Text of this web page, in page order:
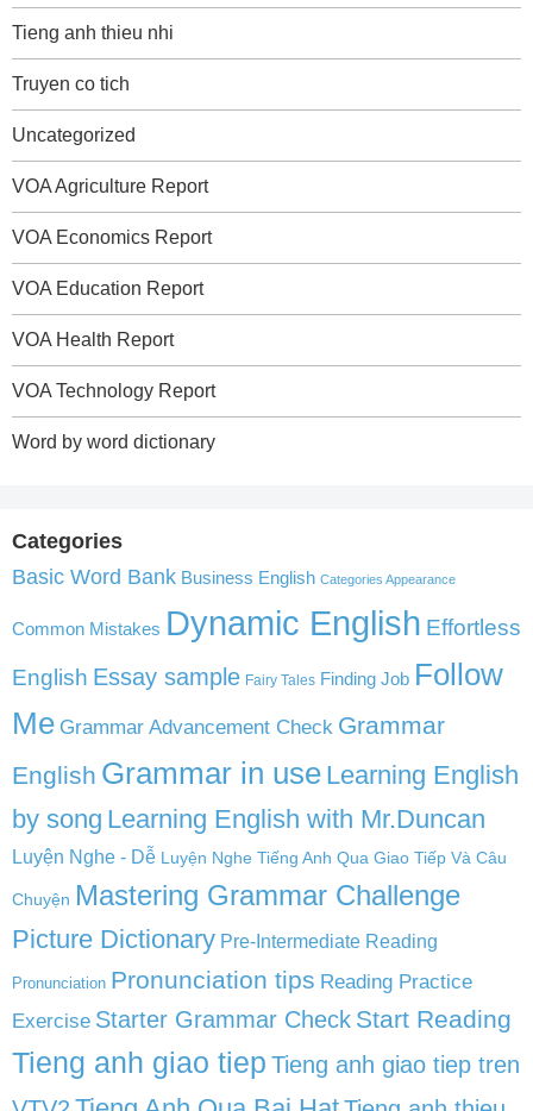
Tieng anh thieu nhi
Truyen co tich
Uncategorized
VOA Agriculture Report
VOA Economics Report
VOA Education Report
VOA Health Report
VOA Technology Report
Word by word dictionary
Categories
Basic Word Bank Business English Categories Appearance
Common Mistakes Dynamic English Effortless
English Essay sample Fairy Tales Finding Job Follow
Me Grammar Advancement Check Grammar
English Grammar in use Learning English
by song Learning English with Mr.Duncan
Luyện Nghe - Dễ Luyện Nghe Tiếng Anh Qua Giao Tiếp Và Câu
Chuyện Mastering Grammar Challenge
Picture Dictionary Pre-Intermediate Reading
Pronunciation Pronunciation tips Reading Practice
Exercise Starter Grammar Check Start Reading
Tieng anh giao tiep Tieng anh giao tiep tren